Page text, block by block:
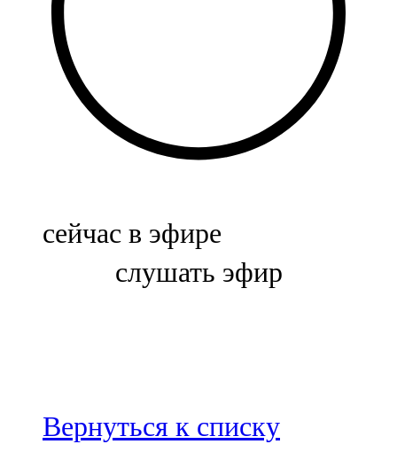
104,9 FM
Баулы
107,5 FM
Биләр
Болгар
100,3 FM
сейчас в эфире
слушать эфир
Вернуться к списку